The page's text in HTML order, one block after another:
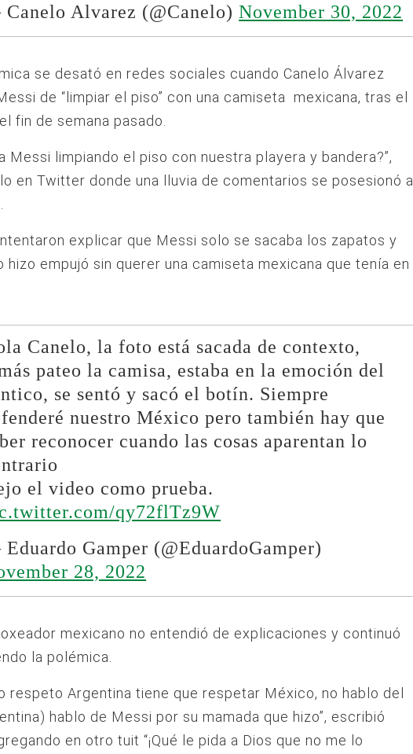
Alvarez (@Canelo)November 30, 2022
se desató en redes sociales cuando Canelo Álvarez
de “limpiar el piso” con una camiseta mexicana, tras el
fin de semana pasado.
Messi limpiando el piso con nuestra playera y bandera?”,
en Twitter donde una lluvia de comentarios se posesionó al
explicar que Messi solo se sacaba los zapatos y
hizo empujó sin querer una camiseta mexicana que tenía en
Canelo, la foto está sacada de contexto,
pateo la camisa, estaba en la emoción del
se sentó y sacó el botín. Siempre
nuestro México pero también hay que
reconocer cuando las cosas aparentan lo
el video como prueba.
qy72flTz9W
Gamper (@EduardoGamper)
28, 2022
mexicano no entendió de explicaciones y continuó
la polémica.
respeto Argentina tiene que respetar México, no hablo del
hablo de Messi por su mamada que hizo”, escribió
en otro tuit “¡Qué le pida a Dios que no me lo